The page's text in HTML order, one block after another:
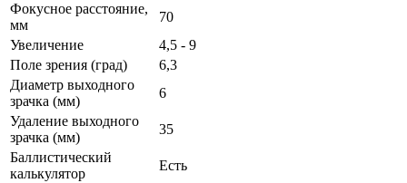
Фокусное расстояние,
мм
70
Увеличение
4,5 - 9
Поле зрения (град)
6,3
Диаметр выходного
зрачка (мм)
6
Удаление выходного
зрачка (мм)
35
Баллистический
калькулятор
Есть